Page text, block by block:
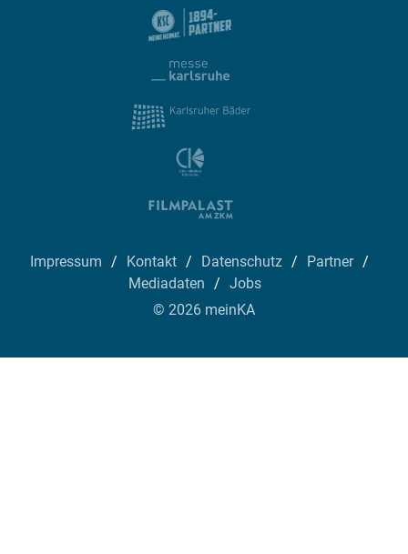
Impressum Kontakt Datenschutz
Partner
Mediadaten
Jobs
© 2026 meinKA